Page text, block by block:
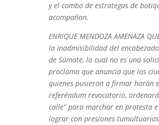
y el combo de estrategas de
acompañan.
ENRIQUE MENDOZA AMENAZA
la inadmisibilidad del
de Súmate, la cual no es una
proclama que anuncia que los
quienes pusieron a firmar harán
referéndum revocatorio,
calle” para marchar en protesta
lograr con presiones